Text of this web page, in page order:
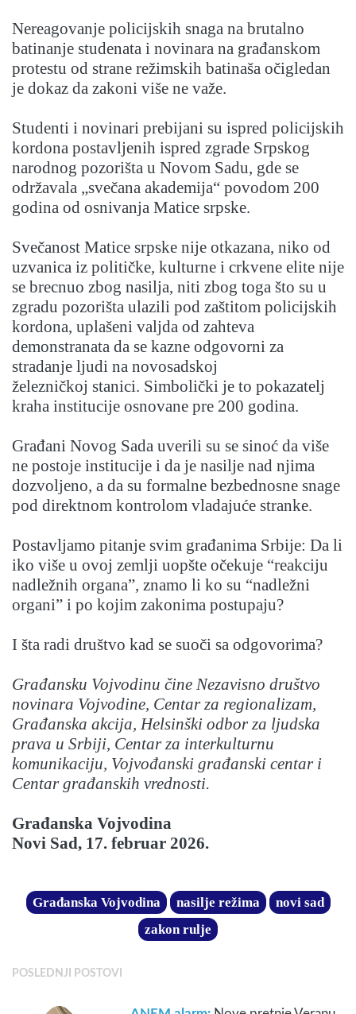
Nereagovanje policijskih snaga na brutalno
batinanje studenata i novinara na građanskom
protestu od strane režimskih batinaša očigledan
je dokaz da zakoni više ne važe.
Studenti i novinari prebijani su ispred policijskih
kordona postavljenih ispred zgrade Srpskog
narodnog pozorišta u Novom Sadu, gde se
održavala „svečana akademija“ povodom 200
godina od osnivanja Matice srpske.
Svečanost Matice srpske nije otkazana, niko od
uzvanica iz političke, kulturne i crkvene elite nije
se brecnuo zbog nasilja, niti zbog toga što su u
zgradu pozorišta ulazili pod zaštitom policijskih
kordona, uplašeni valjda od zahteva
demonstranata da se kazne odgovorni za
stradanje ljudi na novosadskoj
železničkoj stanici. Simbolički je to pokazatelj
kraha institucije osnovane pre 200 godina.
Građani Novog Sada uverili su se sinoć da više
ne postoje institucije i da je nasilje nad njima
dozvoljeno, a da su formalne bezbednosne snage
pod direktnom kontrolom vladajuće stranke.
Postavljamo pitanje svim građanima Srbije: Da li
iko više u ovoj zemlji uopšte očekuje “reakciju
nadležnih organa”, znamo li ko su “nadležni
organi” i po kojim zakonima postupaju?
I šta radi društvo kad se suoči sa odgovorima?
Građansku Vojvodinu čine Nezavisno društvo
novinara Vojvodine, Centar za regionalizam,
Građanska akcija, Helsinški odbor za ljudska
prava u Srbiji, Centar za interkulturnu
komunikaciju, Vojvođanski građanski centar i
Centar građanskih vrednosti.
Građanska Vojvodina
Novi Sad, 17. februar 2026.
Građanska Vojvodina nasilje režima
novi sad
zakon rulje
POSLEDNJI POSTOVI